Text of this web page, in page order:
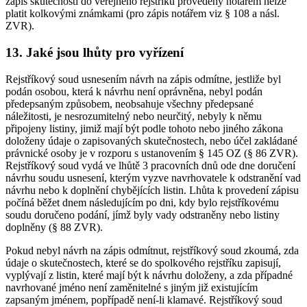
platit kolkovými známkami (pro zápis notářem viz § 108 a násl.
ZVR).
13. Jaké jsou lhůty pro vyřízení
Rejstříkový soud usnesením návrh na zápis odmítne, jestliže byl
podán osobou, která k návrhu není oprávněna, nebyl podán
předepsaným způsobem, neobsahuje všechny předepsané
náležitosti, je nesrozumitelný nebo neurčitý, nebyly k němu
připojeny listiny, jimiž mají být podle tohoto nebo jiného zákona
doloženy údaje o zapisovaných skutečnostech, nebo účel zakládané
právnické osoby je v rozporu s ustanovením § 145 OZ (§ 86 ZVR).
Rejstříkový soud vydá ve lhůtě 3 pracovních dnů ode dne doručení
návrhu soudu usnesení, kterým vyzve navrhovatele k odstranění vad
návrhu nebo k doplnění chybějících listin. Lhůta k provedení zápisu
počíná běžet dnem následujícím po dni, kdy bylo rejstříkovému
soudu doručeno podání, jímž byly vady odstraněny nebo listiny
doplněny (§ 88 ZVR).
Pokud nebyl návrh na zápis odmítnut, rejstříkový soud zkoumá, zda
údaje o skutečnostech, které se do spolkového rejstříku zapisují,
vyplývají z listin, které mají být k návrhu doloženy, a zda případné
navrhované jméno není zaměnitelné s jiným již existujícím
zapsaným jménem, popřípadě není-li klamavé. Rejstříkový soud